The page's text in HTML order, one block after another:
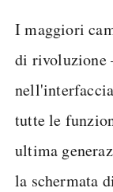
I maggiori
di rivoluzione
tutte le
ultima
la schermata